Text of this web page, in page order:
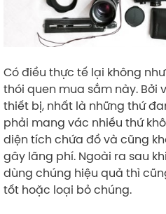
Có điều thực tế lại không
thói quen mua sắm này. Bởi
thiết bị, nhất là những thứ
phải mang vác nhiều thứ
diện tích chứa đồ và cũng
gây lãng phí. Ngoài ra sau
dùng chúng hiệu quả thì
tốt hoặc loại bỏ chúng.